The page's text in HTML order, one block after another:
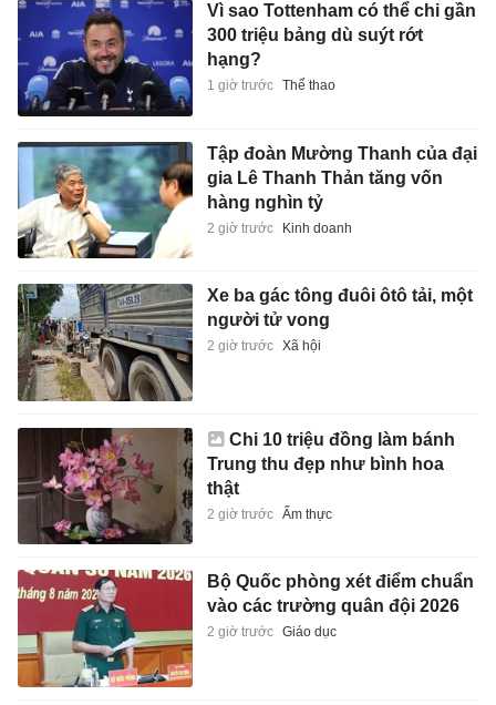
Vì sao Tottenham có thể chi gần
300 triệu bảng dù suýt rớt
hạng?
1 giờ trước Thể thao
Tập đoàn Mường Thanh của đại
gia Lê Thanh Thản tăng vốn
hàng nghìn tỷ
2 giờ trước Kinh doanh
Xe ba gác tông đuôi ôtô tải, một
người tử vong
2 giờ trước Xã hội
Chi 10 triệu đồng làm bánh
Trung thu đẹp như bình hoa
thật
2 giờ trước Ẩm thực
Bộ Quốc phòng xét điểm chuẩn
vào các trường quân đội 2026
2 giờ trước Giáo dục